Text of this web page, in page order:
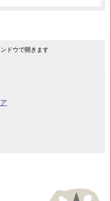
ドウで開きます